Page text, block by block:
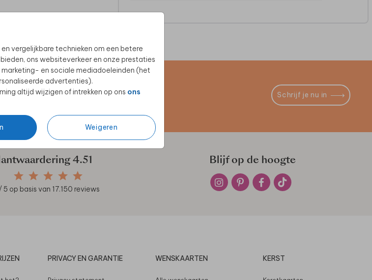
vergelijkbare technieken om een betere
ons websiteverkeer en onze prestaties
en sociale mediadoeleinden (het
advertenties).
altijd wijzigen of intrekken op ons ons
Weigeren
Schrijf je nu in
4.51
/ 5 op basis van 17.150 reviews
Blijf op de hoogte
PRIVACY EN GARANTIE WENSKAARTEN KERST